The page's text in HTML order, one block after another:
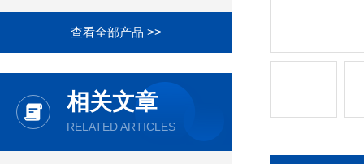
查看全部产品 >>
相关文章
RELATED ARTICLES